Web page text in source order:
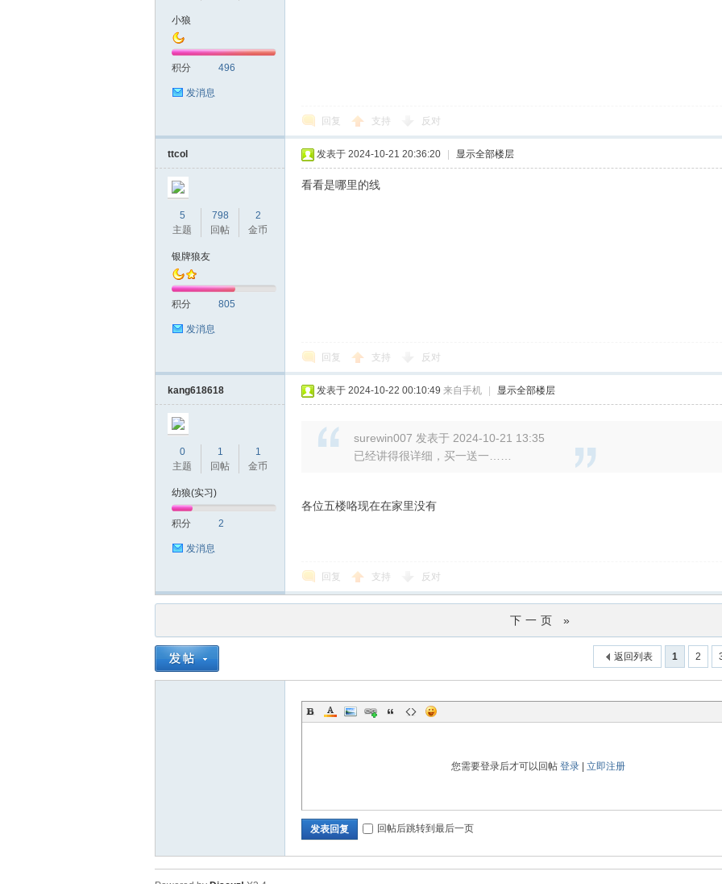
小狼
积分 496
发消息
回复 支持 反对
ttcol
5
主题
798
回帖
2
金币
银牌狼友
积分 805
发消息
发表于 2024-10-21 20:36:20 显示全部楼层
看看是哪里的线
回复 支持 反对
kang618618
0
主题
1
回帖
1
金币
幼狼(实习)
积分 2
发消息
发表于 2024-10-22 00:10:49 来自手机 显示全部楼层
surewin007 发表于 2024-10-21 13:35
已经讲得很详细，买一送一……
各位五楼咯现在在家里没有
回复 支持 反对
下一页 »
1 2
返回列表
您需要登录后才可以回帖 登录| 立即注册
发表回复 回帖后跳转到最后一页